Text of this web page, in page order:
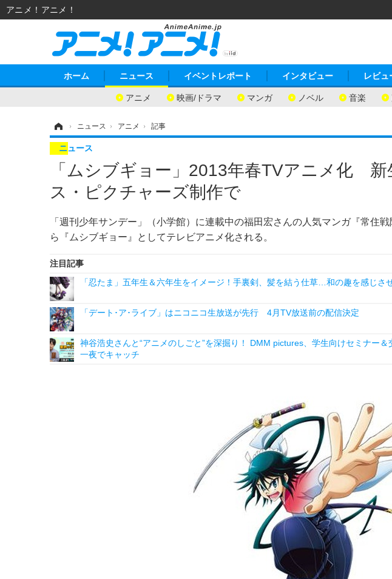
ホーム ニュース
アニメ 映画/ドラマ マンガ ノベル 音楽
イベントレポート インタビュー レビュ
› ニュース › アニメ › 記事
「ムシブギョー」2013年春TVアニメ化 新
ス・ピクチャーズ制作で
「週刊少年サンデー」（小学館）に連載中の福田宏さんの人気マンガ『常住
ら『ムシブギョー』としてテレビアニメ化される。
ニュース
注目記事
「忍たま」五年生＆六年生をイメージ！手裏剣、髪を結う仕草…和の趣を感じさ
「デート･ア･ライブ」はニコニコ生放送が先行 4月TV放送前の配信決定
神谷浩史さんと“アニメのしごと”を深掘り！ DMM pictures、学生向けセミナー
一夜でキャッチ
アニメ！アニメ！